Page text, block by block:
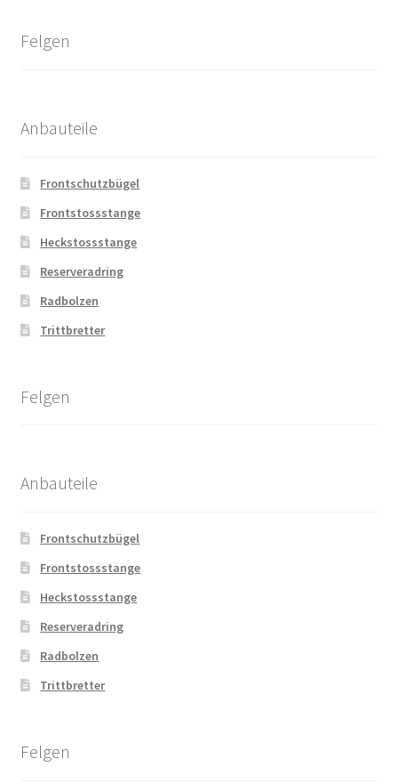
Felgen
Anbauteile
Frontschutzbügel
Frontstossstange
Heckstossstange
Reserveradring
Radbolzen
Trittbretter
Felgen
Anbauteile
Frontschutzbügel
Frontstossstange
Heckstossstange
Reserveradring
Radbolzen
Trittbretter
Felgen